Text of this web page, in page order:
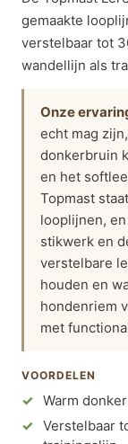
gemaakte
verstelbaar tot
wandellijn als
Onze
echt mag
donkerbruin
en het
Topmast
looplijnen,
stikwerk en
verstelbare
houden en
hondenriem
met
VOORDELEN
Warm
Verstelbaar